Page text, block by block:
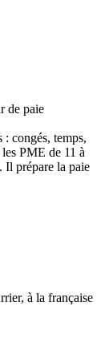
de paie
congés, temps,
PME de 11 à
Il prépare la paie
à la française